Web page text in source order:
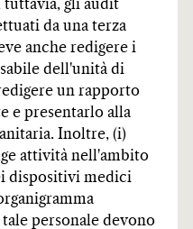
tuttavia, gli audit
da una terza
anche redigere i
dell'unità di
un rapporto
e presentarlo alla
Inoltre, (i)
attività nell'ambito
dispositivi medici
personale devono